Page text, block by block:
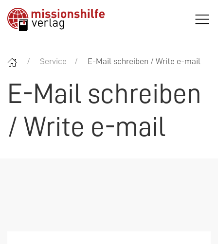
Service E-Mail schreiben / Write e-mail
E-Mail schreiben
/ Write e-mail